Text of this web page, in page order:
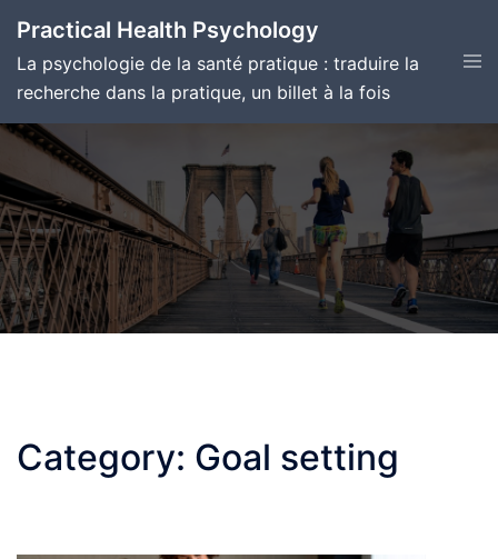
content
Practical Health Psychology
La psychologie de la santé pratique : traduire la
recherche dans la pratique, un billet à la fois
Category: Goal setting